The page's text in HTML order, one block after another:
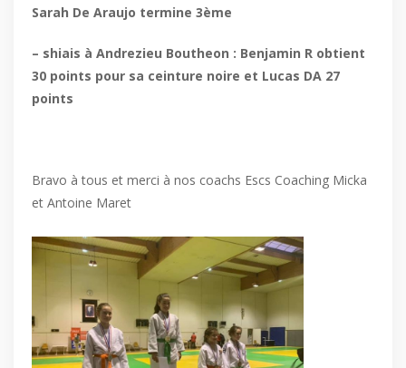
Sarah De Araujo termine 3ème
– shiais à Andrezieu Boutheon : Benjamin R obtient
30 points pour sa ceinture noire et Lucas DA 27
points
Bravo à tous et merci à nos coachs Escs Coaching Micka
et Antoine Maret